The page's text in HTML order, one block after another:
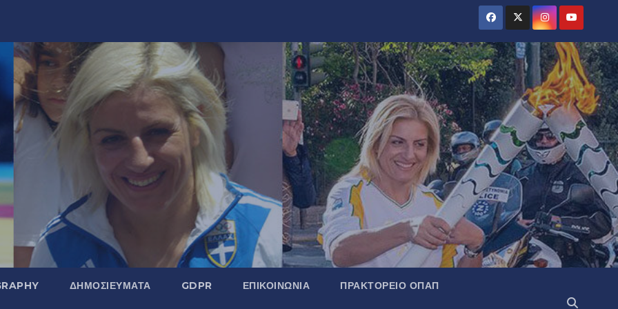
ΔΗΜΟΣΙΕΎΜΑΤΑ GDPR ΕΠΙΚΟΙΝΩΝΊΑ ΠΡΑΚΤΟΡΕΊΟ ΟΠΑΠ